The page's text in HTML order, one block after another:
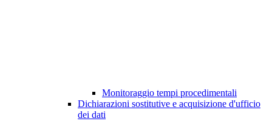
Monitoraggio tempi procedimentali
Dichiarazioni sostitutive e acquisizione d'ufficio
dei dati